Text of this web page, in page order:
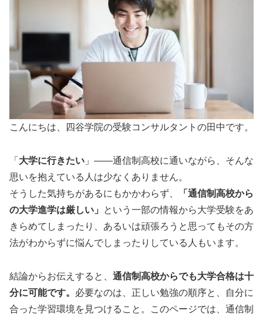
こんにちは、四谷学院の受験コンサルタントの田中です。
「 大学に行きたい 」 ——通信制高校に通いながら、そんな
思いを抱えている人は少なくありません。
そうした気持ちがあるにもかかわらず、
「通信制高校から
の大学進学は厳しい」
という一部の情報から大学受験をあ
きらめてしまったり、あるいは頑張ろうと思ってもその方
法がわからずに悩んでしまったりしている人もいます。
結論からお伝えすると、 通信制高校からでも大学合格は十
分に可能です。 必要なのは、正しい勉強の順序と、自分に
合った学習環境を見つけること。このページでは、通信制